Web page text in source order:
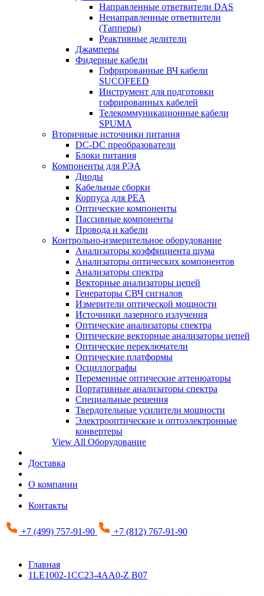
Направленные ответвители DAS
Ненаправленные ответвители
(Тапперы)
Реактивные делители
Джамперы
Фидерные кабели
Гофрированные ВЧ кабели
SUCOFEED
Инструмент для подготовки
гофрированных кабелей
Телекоммуникационные кабели
SPUMA
Вторичные источники питания
DC-DC преобразователи
Блоки питания
Компоненты для РЭА
Диоды
Кабельные сборки
Корпуса для РЕА
Оптические компоненты
Пассивные компоненты
Провода и кабели
Контрольно-измерительное оборудование
Анализаторы коэффициента шума
Анализаторы оптических компонентов
Анализаторы спектра
Векторные анализаторы цепей
Генераторы СВЧ сигналов
Измерители оптической мощности
Источники лазерного излучения
Оптические анализаторы спектра
Оптические векторные анализаторы цепей
Оптические переключатели
Оптические платформы
Осциллографы
Переменные оптические аттенюаторы
Портативные анализаторы спектра
Специальные решения
Твердотельные усилители мощности
Электрооптические и оптоэлектронные
конвертеры
View All Оборудование
Доставка
О компании
Контакты
+7 (499) 757-91-90 +7 (812) 767-91-90
Главная
1LE1002-1CC23-4AA0-Z B07